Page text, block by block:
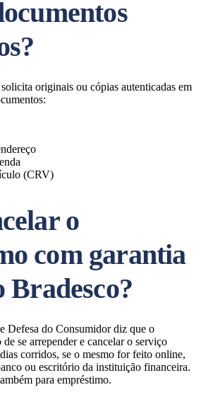
originais ou cópias autenticadas em
(CRV)
o
com garantia
Bradesco?
Defesa do Consumidor diz que o
se arrepender e cancelar o serviço
corridos, se o mesmo for feito online,
ou escritório da instituição financeira.
para empréstimo.